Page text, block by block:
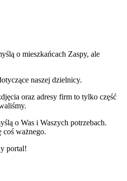
o mieszkańcach Zaspy, ale
naszej dzielnicy.
oraz adresy firm to tylko część
o Was i Waszych potrzebach.
coś ważnego.
portal!